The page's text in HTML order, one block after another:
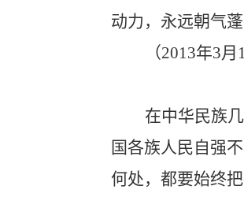
动力，永远朝气
（2013年3月
在中华民族
国各族人民自强
何处，都要始终